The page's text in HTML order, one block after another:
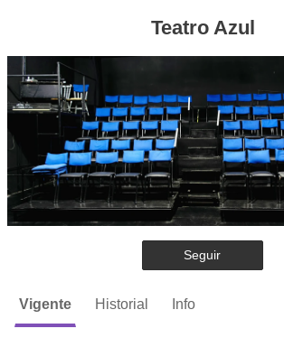
Teatro Azul
Seguir
Vigente Historial Info